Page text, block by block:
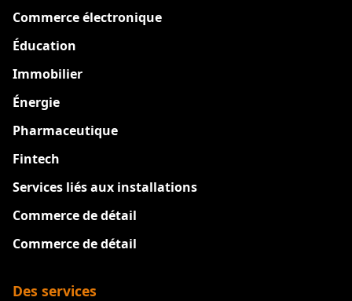
Commerce électronique
Éducation
Immobilier
Énergie
Pharmaceutique
Fintech
Services liés aux installations
Commerce de détail
Commerce de détail
Des services